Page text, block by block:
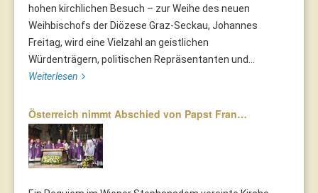
hohen kirchlichen Besuch – zur Weihe des neuen
Weihbischofs der Diözese Graz-Seckau, Johannes
Freitag, wird eine Vielzahl an geistlichen
Würdenträgern, politischen Repräsentanten und...
Weiterlesen
Österreich nimmt Abschied von Papst Fran…